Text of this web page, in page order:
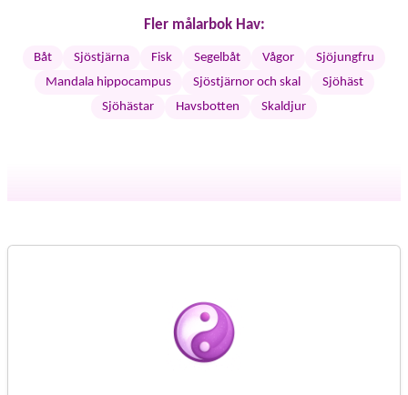
Fler målarbok Hav:
Båt Sjöstjärna Fisk Segelbåt Vågor
Sjöjungfru
Mandala hippocampus
Sjöstjärnor och skal
Sjöhäst
Sjöhästar
Havsbotten Skaldjur